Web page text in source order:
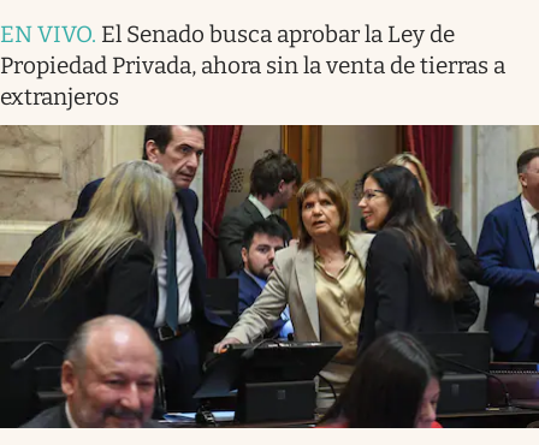
EN VIVO. El Senado busca aprobar la Ley de
Propiedad Privada, ahora sin la venta de tierras a
extranjeros